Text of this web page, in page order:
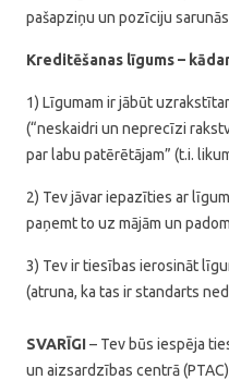
pašapziņu un pozīciju
Kreditēšanas līgums –
1) Līgumam ir jābūt
(“neskaidri un neprecīzi
par labu patērētājam” (t.i.
2) Tev jāvar iepazīties ar
paņemt to uz mājām un
3) Tev ir tiesības ierosināt
(atruna, ka tas ir standarts
SVARĪGI– Tev būs iespēja
un aizsardzības centrā